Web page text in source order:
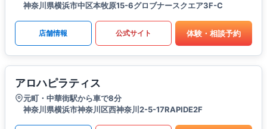
神奈川県横浜市中区本牧原15-6グロブナースクエア3F-C
店舗情報 公式サイト 体験・相談予約
アロハピラティス
元町・中華街駅から車で8分
神奈川県横浜市神奈川区西神奈川2-5-17RAPIDE2F